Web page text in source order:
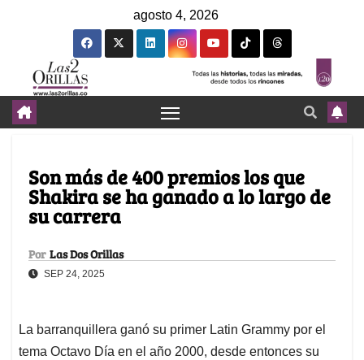
agosto 4, 2026
Son más de 400 premios los que
Shakira se ha ganado a lo largo de
su carrera
Por Las Dos Orillas
SEP 24, 2025
La barranquillera ganó su primer Latin Grammy por el
tema Octavo Día en el año 2000, desde entonces su